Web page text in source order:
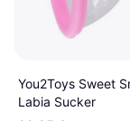
You2Toys Sweet
Labia Sucker